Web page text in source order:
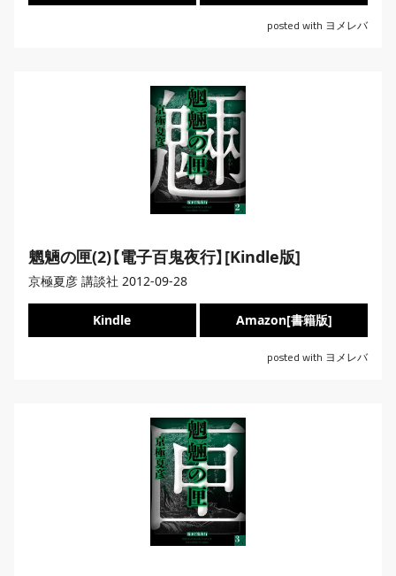
posted with ヨメレバ
魍魎の匣(2)【電子百鬼夜行】[Kindle版]
posted with ヨメレバ
京極夏彦 講談社 2012-09-28
Kindle Amazon[書籍版]